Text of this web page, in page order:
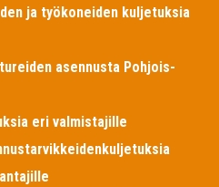
ja työkoneiden kuljetuksia
asennusta Pohjois-
eri valmistajille